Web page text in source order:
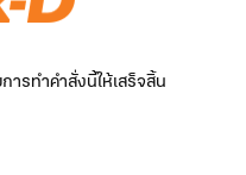
รทำคำสั่งนี้ให้เสร็จสิ้น